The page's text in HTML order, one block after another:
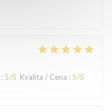
:5/5 Kvalita / Cena :5/5